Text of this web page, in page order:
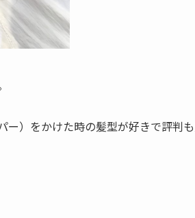
ー）をかけた時の髪型が好きで評判